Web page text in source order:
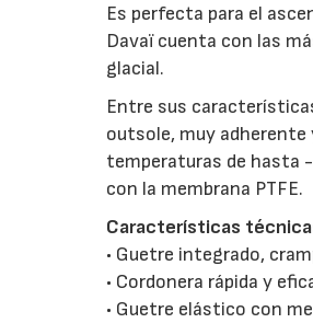
Es perfecta para el
Davaï cuenta con las
glacial.
Entre sus
outsole, muy
temperaturas de hasta
con la membrana PTFE.
Características
• Guetre integrado,
• Cordonera rápida y
• Guetre elástico con